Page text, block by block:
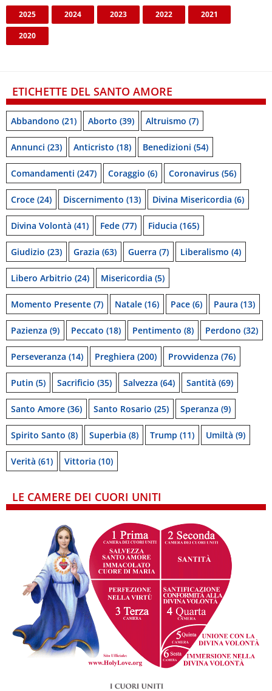
2025 2024 2023 2022 2021
2020
ETICHETTE DEL SANTO AMORE
Abbandono (21) Aborto (39) Altruismo (7)
Annunci (23) Anticristo (18) Benedizioni (54)
Comandamenti (247) Coraggio (6) Coronavirus (56)
Croce (24) Discernimento (13) Divina Misericordia (6)
Divina Volontà (41) Fede (77) Fiducia (165)
Giudizio (23) Grazia (63) Guerra (7) Liberalismo (4)
Libero Arbitrio (24) Misericordia (5)
Momento Presente (7) Natale (16) Pace (6) Paura (13)
Pazienza (9) Peccato (18) Pentimento (8) Perdono (32)
Perseveranza (14) Preghiera (200) Provvidenza (76)
Putin (5) Sacrificio (35) Salvezza (64) Santità (69)
Santo Amore (36) Santo Rosario (25) Speranza (9)
Spirito Santo (8) Superbia (8) Trump (11) Umiltà (9)
Verità (61) Vittoria (10)
LE CAMERE DEI CUORI UNITI